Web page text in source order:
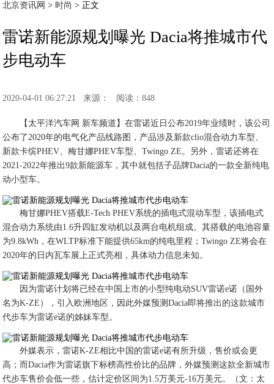
北京资讯网 > 时尚 > 正文
雷诺新能源规划曝光 Dacia将推城市代
步电动车
2020-04-01 06:27:21 来源： 阅读：848
【太平洋汽车网 新车频道】在雷诺近日公布2019年业绩时，该公司
公布了2020年的电气化产品线路图，产品涉及新款clio混合动力车型、
新款卡缤PHEV、梅甘娜PHEV车型、Twingo ZE。另外，雷诺还将在
2021-2022年推出9款新能源车，其中就包括子品牌Dacia的一款全新纯电
动小型车。
梅甘娜PHEV搭载E-Tech PHEV系统的插电式混动车型，该插电式
混合动力系统由1.6升四缸发动机以及两台电机组成。其搭载的电池容量
为9.8kWh，在WLTP标准下能提供65km的纯电里程；Twingo ZE将会在
2020年的日内瓦车展上正式亮相，具体动力信息未知。
因为雷诺计划将已经在中国上市的小型纯电动SUV雷诺e诺（国外
名为K-ZE），引入欧洲地区，因此外媒预测Dacia即将推出的这款城市
代步车为雷诺e诺的姊妹车型。
外媒表示，雷诺K-ZE相比中国的雷诺e诺有所升级，售价或会更
高；而Dacia作为雷诺旗下标榜高性价比的品牌，外媒预测这款全新城市
代步车售价会低一些，估计定价区间为1.5万美元-16万美元。（文：太